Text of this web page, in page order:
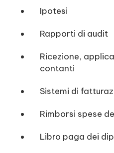
Ipotesi
Rapporti di audit
Ricezione,
contanti
Sistemi di
Rimborsi spese
Libro paga dei